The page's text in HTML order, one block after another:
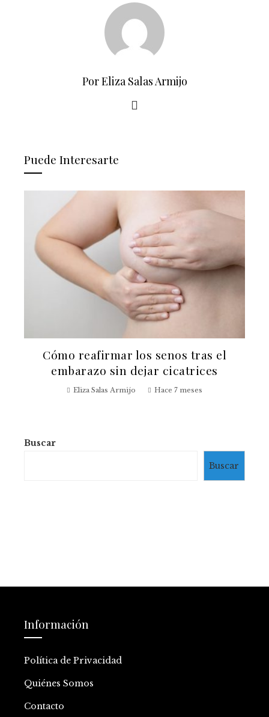
Por Eliza Salas Armijo
Puede Interesarte
Cómo reafirmar los senos tras el
embarazo sin dejar cicatrices
Eliza Salas Armijo Hace 7 meses
Buscar
Buscar
Información
Política de Privacidad
Quiénes Somos
Contacto